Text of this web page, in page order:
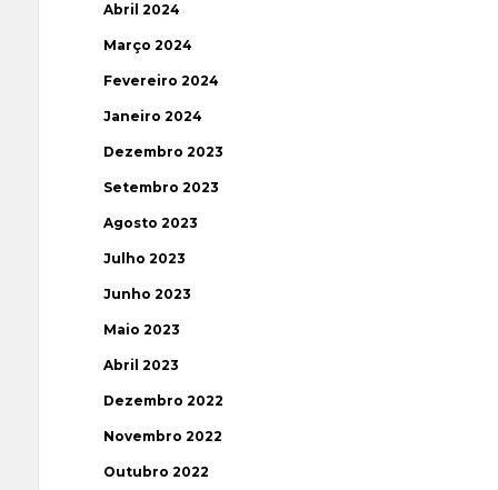
Abril 2024
Março 2024
Fevereiro 2024
Janeiro 2024
Dezembro 2023
Setembro 2023
Agosto 2023
Julho 2023
Junho 2023
Maio 2023
Abril 2023
Dezembro 2022
Novembro 2022
Outubro 2022